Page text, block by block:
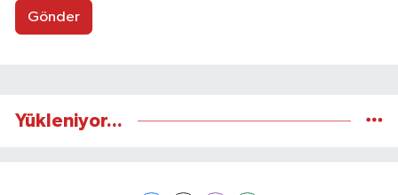
Gönder
Yükleniyor...